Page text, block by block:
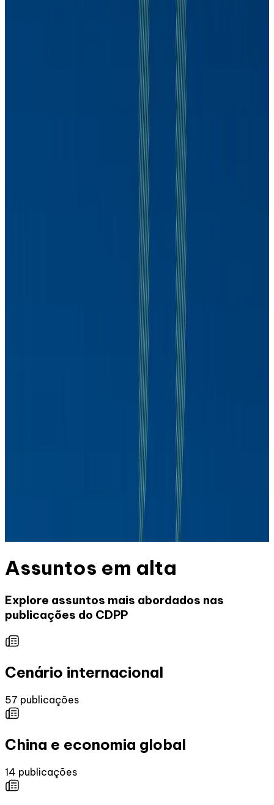
Assuntos em alta
Explore assuntos mais abordados nas
publicações do CDPP
Cenário internacional
57 publicações
China e economia global
14 publicações